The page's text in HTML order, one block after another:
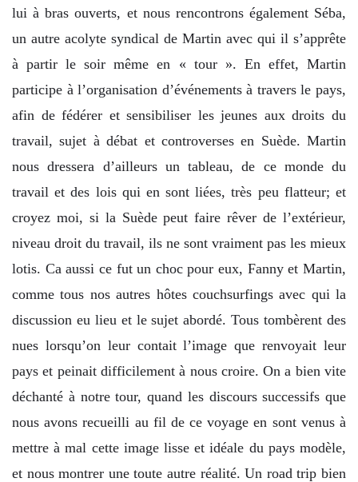
lui à bras ouverts, et nous rencontrons également Séba,
un autre acolyte syndical de Martin avec qui il s’apprête
à partir le soir même en « tour ». En effet, Martin
participe à l’organisation d’événements à travers le pays,
afin de fédérer et sensibiliser les jeunes aux droits du
travail, sujet à débat et controverses en Suède. Martin
nous dressera d’ailleurs un tableau, de ce monde du
travail et des lois qui en sont liées, très peu flatteur; et
croyez moi, si la Suède peut faire rêver de l’extérieur,
niveau droit du travail, ils ne sont vraiment pas les mieux
lotis. Ca aussi ce fut un choc pour eux, Fanny et Martin,
comme tous nos autres hôtes couchsurfings avec qui la
discussion eu lieu et le sujet abordé. Tous tombèrent des
nues lorsqu’on leur contait l’image que renvoyait leur
pays et peinait difficilement à nous croire. On a bien vite
déchanté à notre tour, quand les discours successifs que
nous avons recueilli au fil de ce voyage en sont venus à
mettre à mal cette image lisse et idéale du pays modèle,
et nous montrer une toute autre réalité. Un road trip bien